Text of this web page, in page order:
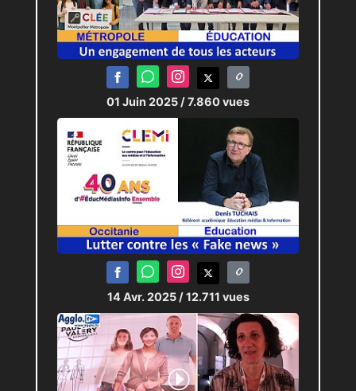
01 Juin 2025 / 7.860 vues
14 Avr. 2025 / 12.711 vues